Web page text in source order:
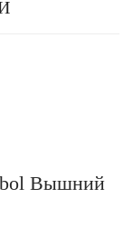
Вышний